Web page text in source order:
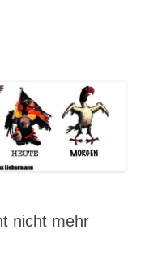
dieser unserer Gesellschaft
nicht mehr